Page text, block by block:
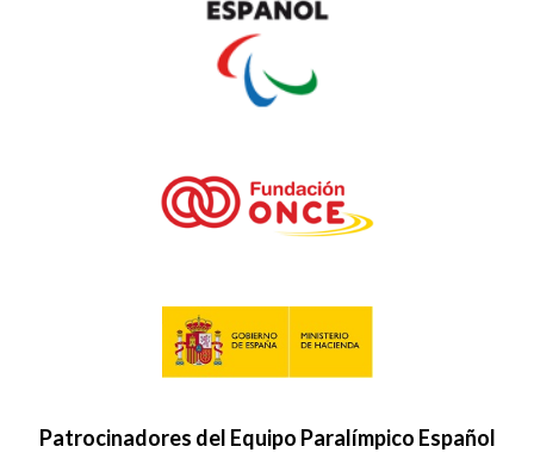
Patrocinadores del Equipo Paralímpico Español